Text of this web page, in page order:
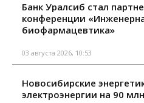
Банк Уралсиб стал
конференции
биофармацевтика»
03 августа 2026, 10:53
Новосибирские
электроэнергии на 90